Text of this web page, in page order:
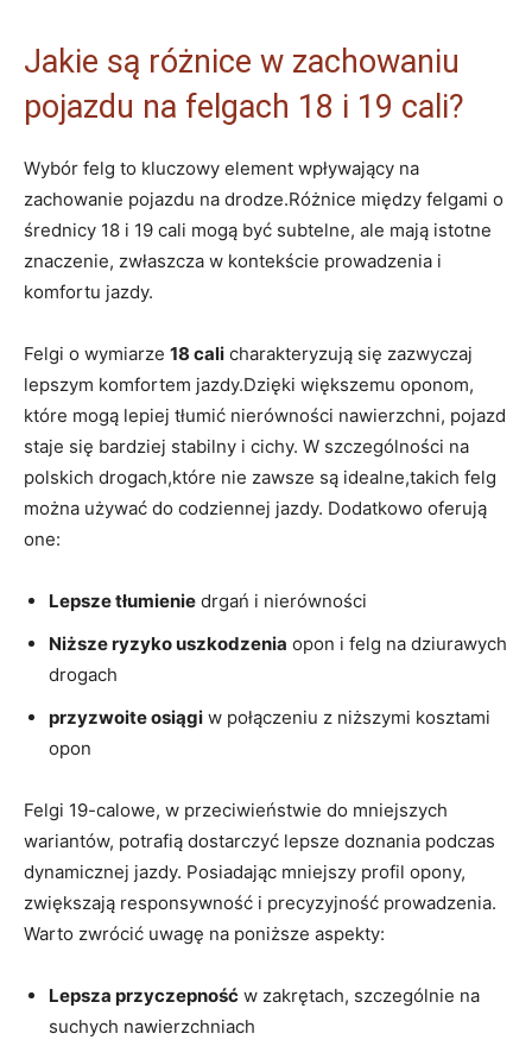
Jakie są⁣ różnice w zachowaniu
pojazdu ‌na felgach 18 i 19 cali?
Wybór felg ‌to ‌kluczowy‌ element wpływający na
⁣zachowanie pojazdu ​na drodze.Różnice między felgami o
średnicy 18 i‍ 19 cali mogą być subtelne, ale mają istotne
znaczenie, zwłaszcza ⁤w ‍kontekście prowadzenia i
komfortu ‌jazdy.
Felgi o wymiarze 18 cali charakteryzują się zazwyczaj
lepszym komfortem jazdy.Dzięki ⁢większemu⁤ oponom,
które mogą lepiej ​tłumić nierówności nawierzchni, pojazd
staje się‌ bardziej stabilny i ‍cichy. W szczególności na
⁢polskich drogach,które nie ​zawsze są idealne,takich felg⁢
można używać do⁢ codziennej jazdy. Dodatkowo ⁤oferują
one:
Lepsze ⁤tłumienie ⁢drgań i nierówności
Niższe ryzyko⁢ uszkodzenia ​opon i ⁣felg na⁣ dziurawych
drogach
przyzwoite osiągi w ‌połączeniu z⁤ niższymi kosztami
opon
Felgi ‍19-calowe, w‌ przeciwieństwie do mniejszych
wariantów, ⁣potrafią ⁢dostarczyć⁢ lepsze⁢ doznania podczas
dynamicznej jazdy. Posiadając⁣ mniejszy profil opony,
⁣zwiększają responsywność i precyzyjność prowadzenia.
Warto zwrócić uwagę na poniższe aspekty:
Lepsza przyczepność w zakrętach, szczególnie na
⁢suchych nawierzchniach